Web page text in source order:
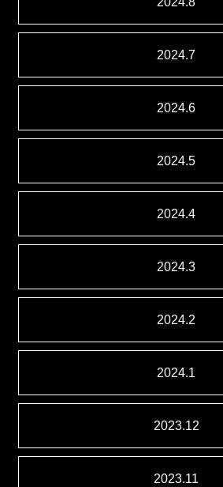
2024.7
2024.6
2024.5
2024.4
2024.3
2024.2
2024.1
2023.12
2023.11